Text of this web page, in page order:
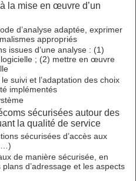
la mise en œuvre d’un
d’analyse adaptée, exprimer
appropriés
issues d’une analyse : (1)
; (2) mettre en œuvre
suivi et l’adaptation des choix
implémentés
sécurisées autour des
la qualité de service
sécurisées d’accès aux
…)
de manière sécurisée, en
d’adressage et les aspects